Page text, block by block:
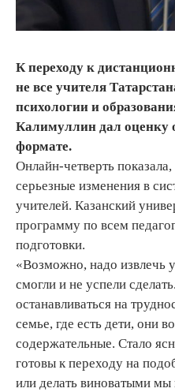
К переходу к
не все учителя
психологии и
Калимуллин дал оценку
формате.
Онлайн-четверть
серьезные изменения в
учителей. Казанский
программу по всем
подготовки.
«Возможно, надо извлечь
смогли и не успели
останавливаться на
семье, где есть дети, они
содержательные. Стало
готовы к переходу на
или делать виноватыми